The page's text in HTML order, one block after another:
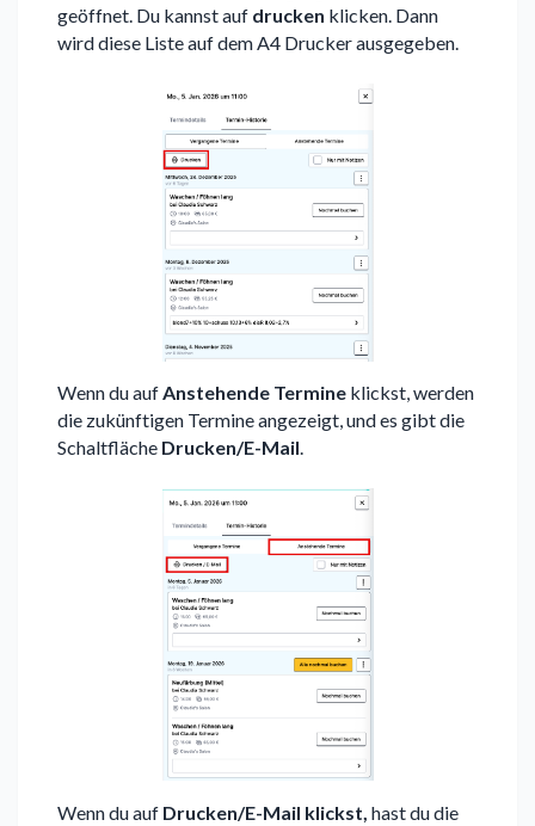
geöffnet. Du kannst auf drucken klicken. Dann
wird diese Liste auf dem A4 Drucker ausgegeben.
Wenn du aufAnstehende Termine klickst, werden
die zukünftigen Termine angezeigt, und es gibt die
Schaltfläche Drucken/E-Mail.
Wenn du auf Drucken/E-Mail klickst, hast du die